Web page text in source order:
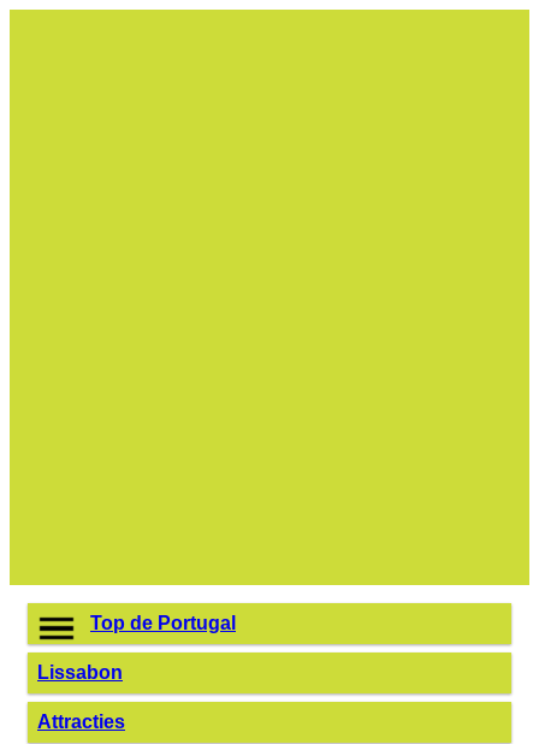
Top de Portugal
Lissabon
Attracties